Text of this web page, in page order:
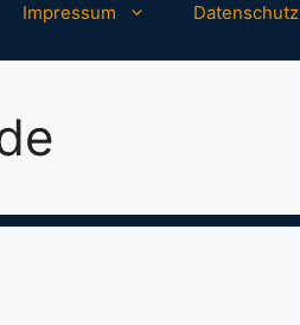
Impressum Datenschutz